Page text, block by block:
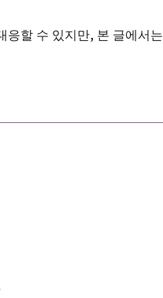
응할 수 있지만, 본 글에서는